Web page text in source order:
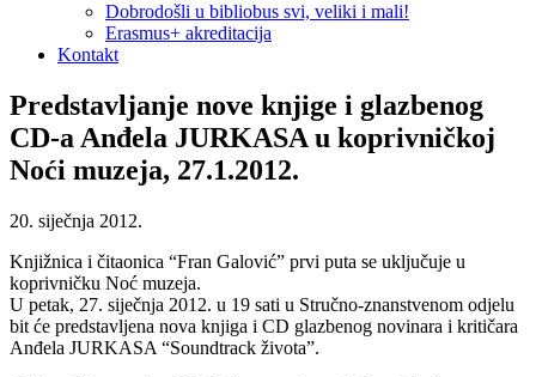
Dobrodošli u bibliobus svi, veliki i mali!
Erasmus+ akreditacija
Kontakt
Predstavljanje nove knjige i glazbenog
CD-a Anđela JURKASA u koprivničkoj
Noći muzeja, 27.1.2012.
20. siječnja 2012.
Knjižnica i čitaonica “Fran Galović” prvi puta se uključuje u
koprivničku Noć muzeja.
U petak, 27. siječnja 2012. u 19 sati u Stručno-znanstvenom odjelu
bit će predstavljena nova knjiga i CD glazbenog novinara i kritičara
Anđela JURKASA “Soundtrack života”.